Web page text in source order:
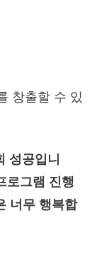
창출할 수 있
성공입니
로그램 진행
너무 행복합